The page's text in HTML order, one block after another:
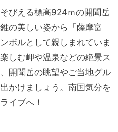
びえる標高924ｍの開聞岳
の美しい姿から「薩摩富
ボルとして親しまれていま
しむ岬や温泉などの絶景ス
開聞岳の眺望やご当地グル
かけましょう。南国気分を
イブへ！